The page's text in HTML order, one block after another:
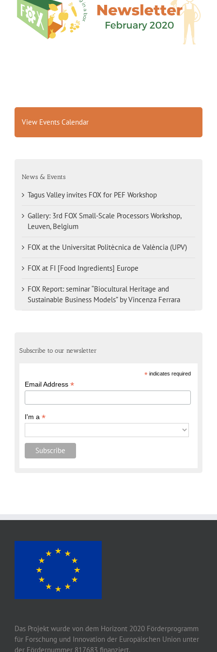
View Events Calendar
News & Events
Tagus Valley invites FOX for PEF Workshop
Gallery: 3rd FOX Small-Scale Processors Workshop,
Leuven, Belgium
FOX at the Universitat Politècnica de València (UPV)
FOX at FI [Food Ingredients] Europe
FOX Report: seminar “Biocultural Heritage and
Sustainable Business Models” by Vincenza Ferrara
Subscribe to our newsletter
*indicates required
Email Address*
I'm a*
Das Projekt wurde von dem Horizont 2020 Förderprogramm
für Forschung und Innovation der Europäischen Union unter
der Fördernummer 817683 finanziert.